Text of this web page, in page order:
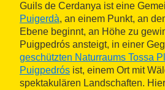
Guils de Cerdanya ist eine
Puigerdà, an einem Punkt, an
Ebene beginnt, an Höhe zu
Puigpedrós ansteigt, in einer
geschützten Naturraums Tossa
Puigpedrós ist, einem Ort mit
spektakulären Landschaften.